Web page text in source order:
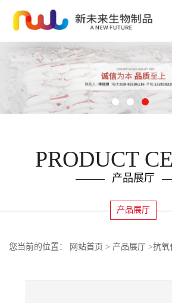
PRODUCT
产品展厅
产品展厅
您当前的位置： 网站首页 > 产品展厅 >抗氧